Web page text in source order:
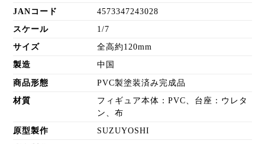
JANコード 4573347243028
スケール 1/7
サイズ 全高約120mm
製造 中国
商品形態 PVC製塗装済み完成品
材質
フィギュア本体：PVC、台座：ウレタ
ン、布
原型製作 SUZUYOSHI